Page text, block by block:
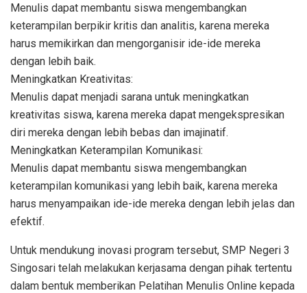
Menulis dapat membantu siswa mengembangkan
keterampilan berpikir kritis dan analitis, karena mereka
harus memikirkan dan mengorganisir ide-ide mereka
dengan lebih baik.
Meningkatkan Kreativitas:
Menulis dapat menjadi sarana untuk meningkatkan
kreativitas siswa, karena mereka dapat mengekspresikan
diri mereka dengan lebih bebas dan imajinatif.
Meningkatkan Keterampilan Komunikasi:
Menulis dapat membantu siswa mengembangkan
keterampilan komunikasi yang lebih baik, karena mereka
harus menyampaikan ide-ide mereka dengan lebih jelas dan
efektif.
Untuk mendukung inovasi program tersebut, SMP Negeri 3
Singosari telah melakukan kerjasama dengan pihak tertentu
dalam bentuk memberikan Pelatihan Menulis Online kepada